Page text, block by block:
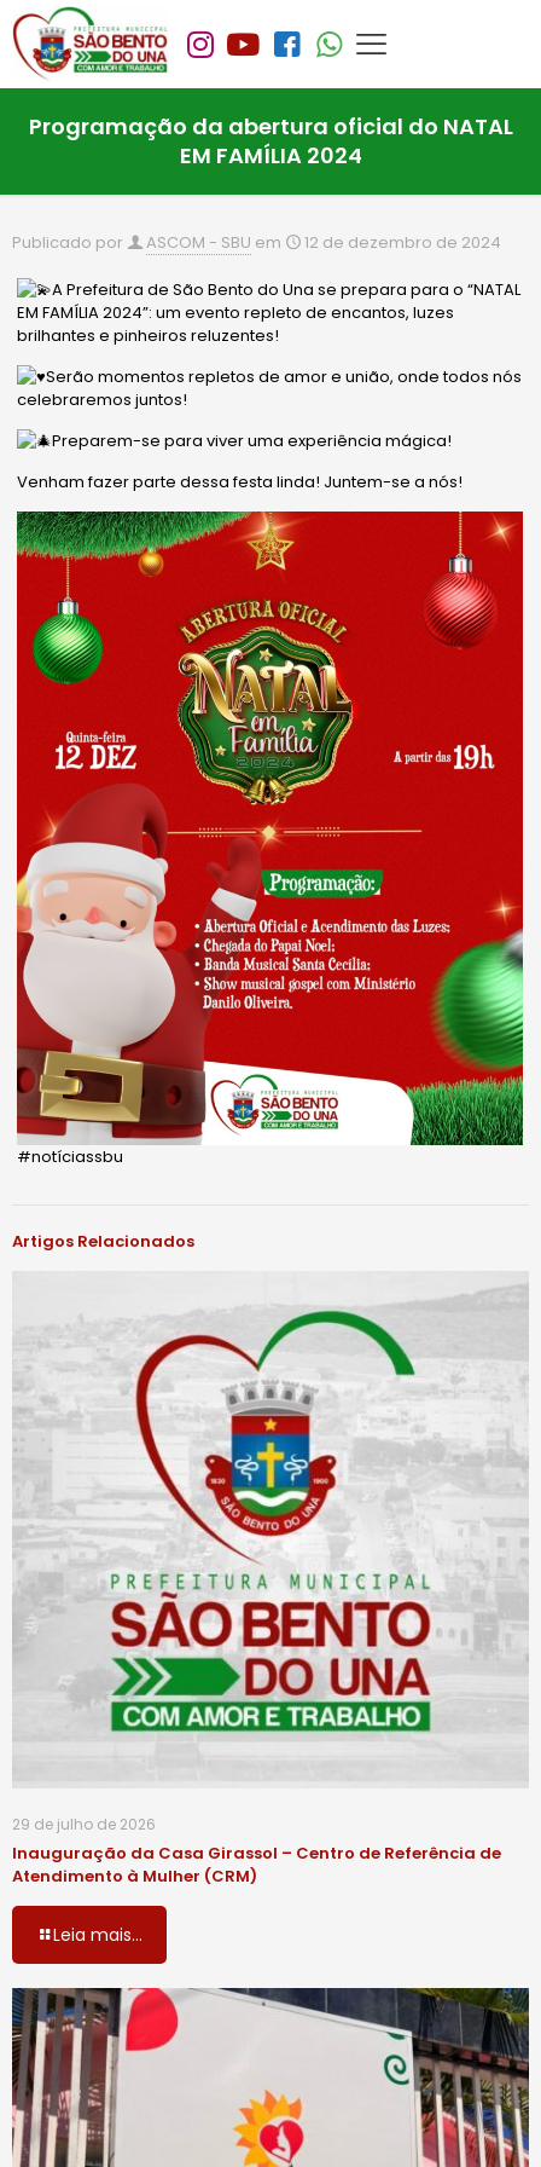
Programação da abertura oficial do NATAL
EM FAMÍLIA 2024
Publicado por ASCOM - SBU em 12 de dezembro de 2024
A Prefeitura de São Bento do Una se prepara para o “NATAL
EM FAMÍLIA 2024”: um evento repleto de encantos, luzes
brilhantes e pinheiros reluzentes!
Serão momentos repletos de amor e união, onde todos nós
celebraremos juntos!
Preparem-se para viver uma experiência mágica!
Venham fazer parte dessa festa linda! Juntem-se a nós!
#notíciassbu
Artigos Relacionados
29 de julho de 2026
Inauguração da Casa Girassol – Centro de Referência de
Atendimento à Mulher (CRM)
Leia mais...